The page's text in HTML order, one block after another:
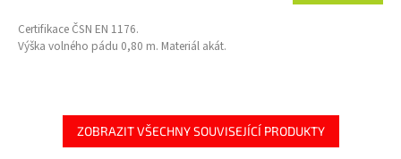
Certifikace ČSN EN 1176.
Výška volného pádu 0,80 m. Materiál akát.
ZOBRAZIT VŠECHNY SOUVISEJÍCÍ PRODUKTY